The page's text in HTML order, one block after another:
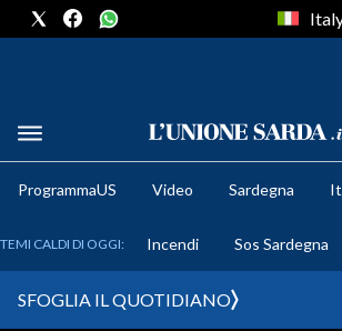
METEO
ProgrammaUS Video Sardegna
TEMI CALDI DI OGGI: Incendi Sos Sardegna
SFOGLIA IL QUOTIDIANO